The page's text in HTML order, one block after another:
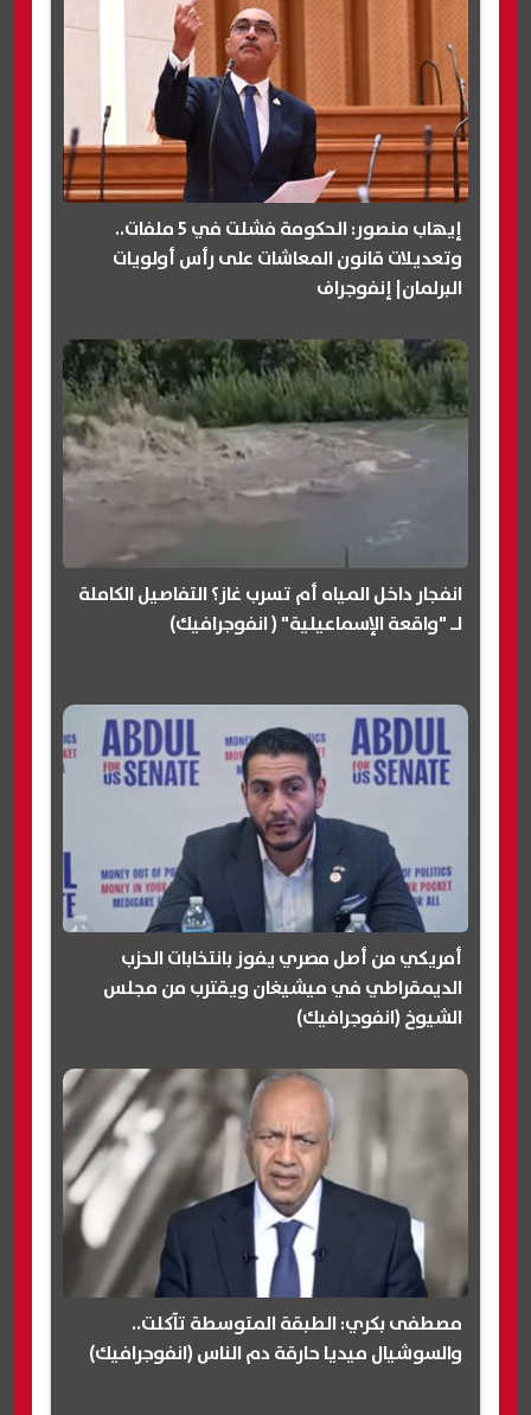
إيهاب منصور: الحكومة فشلت في 5 ملفات..
وتعديلات قانون المعاشات على رأس أولويات
البرلمان| إنفوجراف
انفجار داخل المياه أم تسرب غاز؟ التفاصيل الكاملة
لـ "واقعة الإسماعيلية" ( انفوجرافيك)
أمريكي من أصل مصري يفوز بانتخابات الحزب
الديمقراطي في ميشيغان ويقترب من مجلس
الشيوخ (انفوجرافيك)
مصطفى بكري: الطبقة المتوسطة تآكلت..
والسوشيال ميديا حارقة دم الناس (انفوجرافيك)